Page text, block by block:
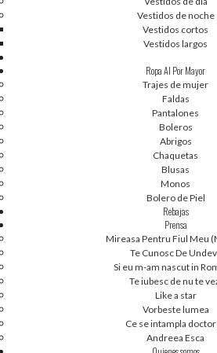
Vestidos de noche
Vestidos cortos
Vestidos largos
Ropa Al Por Mayor
Trajes de mujer
Faldas
Pantalones
Boleros
Abrigos
Chaquetas
Blusas
Monos
Bolero de Piel
Rebajas
Prensa
Mireasa Pentru Fiul Meu
Te Cunosc De
Si eu m-am nascut in
Te iubesc de nu te
Like a star
Vorbeste lumea
Ce se intampla
Andreea Esca
7 8
[36-38] AGOTADO -
KAYA 51048